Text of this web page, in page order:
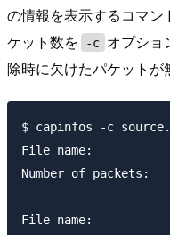
の情報を表示するコマ
ケット数を
-c オプショ
除時に欠けたパケットが
$ capinfos -c
File name:
Number of packets:
File name: